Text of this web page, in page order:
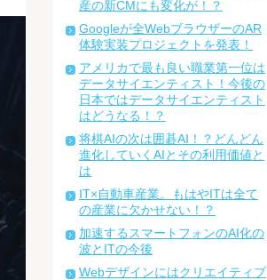
産の新CMにも変化が！？
Googleが全WebブラウザーのAR
体験実装プロジェクトを発表！
アメリカで最も良い職業第一位は
データサイエンティスト！今後の
日本ではデータサイエンティスト
はどうなる！？
将棋AIの次は囲碁AI！？どんどん
進化していくAIとその利用価値と
は
IT×自動車産業。もはやITは全て
の産業に欠かせない！？
加速するスマートフォンのAI化の
波とITの今後
Webデザインにはクリエイティブ